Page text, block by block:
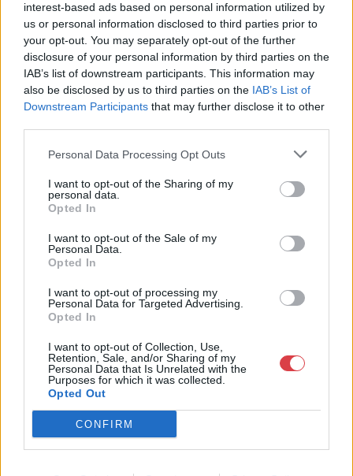
interest-based ads based on personal information utilized by
us or personal information disclosed to third parties prior to
your opt-out. You may separately opt-out of the further
disclosure of your personal information by third parties on the
IAB’s list of downstream participants. This information may
also be disclosed by us to third parties on the IAB’s List of
Downstream Participants that may further disclose it to other
Personal Data Processing Opt Outs
I want to opt-out of the Sharing of my
personal data.
Opted In
I want to opt-out of the Sale of my
Personal Data.
Opted In
I want to opt-out of processing my
Personal Data for Targeted Advertising.
Opted In
I want to opt-out of Collection, Use,
Retention, Sale, and/or Sharing of my
Personal Data that Is Unrelated with the
Purposes for which it was collected.
Opted Out
CONFIRM
Cím: Müller Márta
Nagyházi Galéria és Aukciósház
Kft.
1055 Budapest, Balaton utca 8.
Telefon: +361 475 6000 +361
4756005
Weboldal:
bútorok, szőnyegek, üveg, porcelán és ezüst tárgyak, ékszerek,
néprajzi tárgyak értékesítése és aukcionálása. Hagyatékok és
gyűjtemények árverezése. Ingyenes értékbecslés. Árveréseinkre
a tárgyfelvétel folyamatos.
GALÉRIA TOVÁBBI MŰTÁRGYAI
KAPCSOLÓDÓ MŰTÁRGYAK